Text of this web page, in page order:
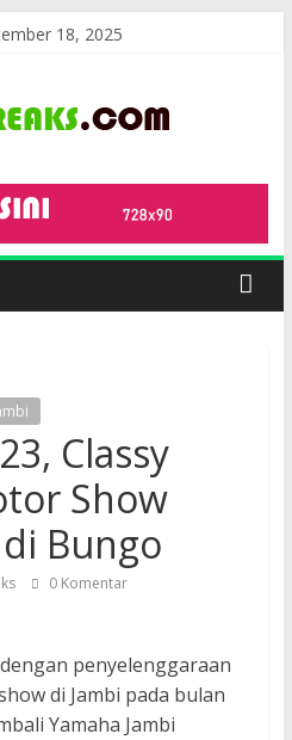
18, 2025
Classy
Show
Bungo
0 Komentar
penyelenggaraan
di Jambi pada bulan
Yamaha Jambi